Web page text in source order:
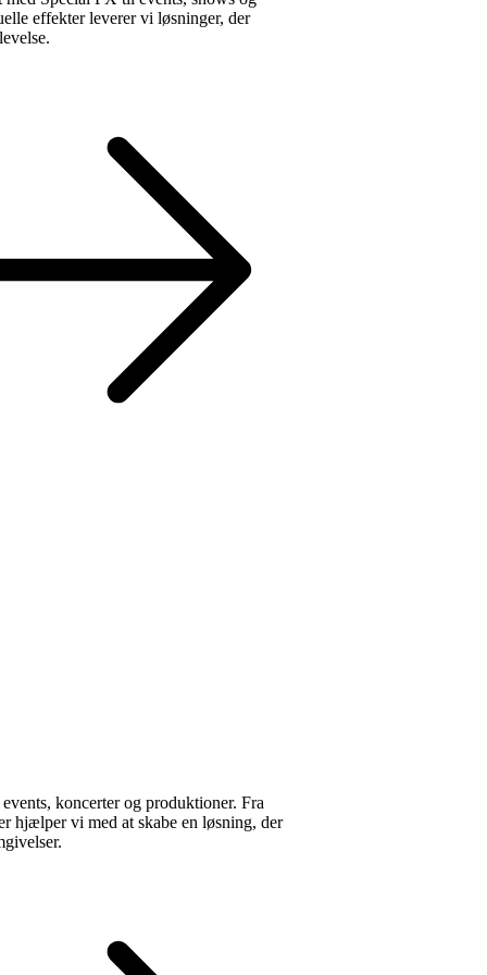
effekter leverer vi løsninger, der
koncerter og produktioner. Fra
hjælper vi med at skabe en løsning, der